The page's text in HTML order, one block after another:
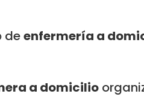
deenfermería a
a domicilio